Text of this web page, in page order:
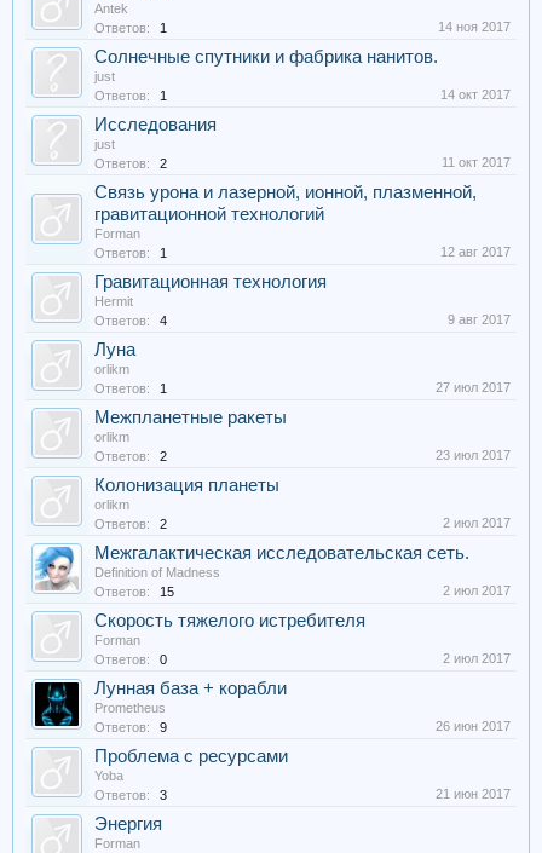
Antek
Ответов:
1 14 ноя 2017
Солнечные спутники и фабрика нанитов.
just
Ответов:
1 14 окт 2017
Исследования
just
Ответов:
2 11 окт 2017
Связь урона и лазерной, ионной, плазменной,
гравитационной технологий
Forman
Ответов:
1 12 авг 2017
Гравитационная технология
Hermit
Ответов:
4 9 авг 2017
Луна
orlikm
Ответов:
1 27 июл 2017
Межпланетные ракеты
orlikm
Ответов:
2 23 июл 2017
Колонизация планеты
orlikm
Ответов:
2 2 июл 2017
Межгалактическая исследовательская сеть.
Definition of Madness
Ответов:
15 2 июл 2017
Скорость тяжелого истребителя
Forman
Ответов:
0 2 июл 2017
Лунная база + корабли
Prometheus
Ответов:
9 26 июн 2017
Проблема с ресурсами
Yoba
Ответов:
3 21 июн 2017
Энергия
Forman